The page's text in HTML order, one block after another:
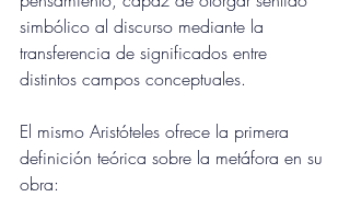
simbólico al discurso mediante la
transferencia de significados entre
distintos campos conceptuales.
El mismo Aristóteles ofrece la primera
definición teórica sobre la metáfora en su
obra: